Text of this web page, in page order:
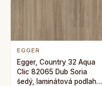
EGGER
Egger, Country 32 Aqua
Clic 82065 Dub Soria
šedý, laminátová podlaha,